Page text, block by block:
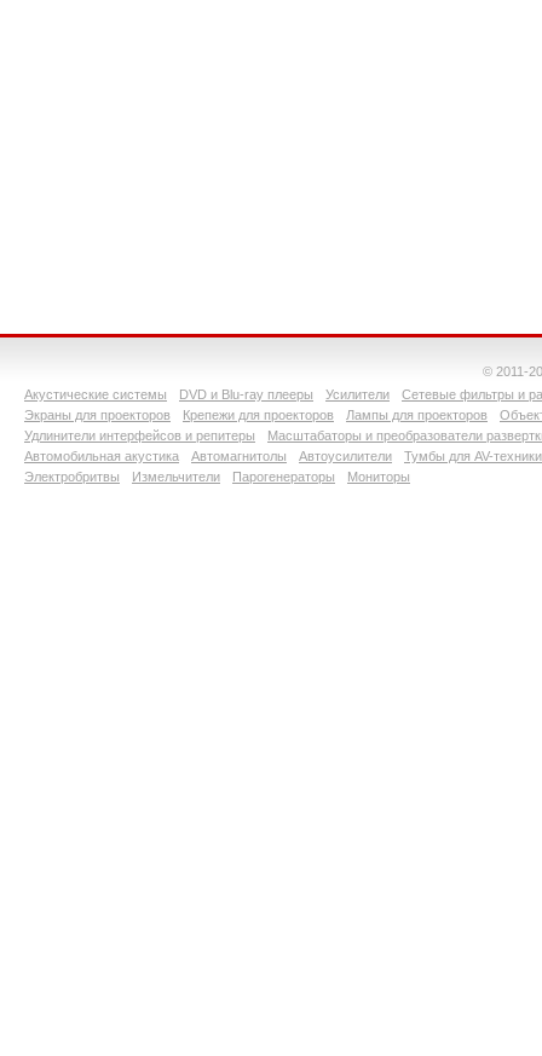
© 2011-
Акустические системы
DVD и Blu-ray плееры Усилители
Сетевые фильтры и
Экраны для проекторов
Крепежи для проекторов Лампы для проекторов
Удлинители интерфейсов и репитеры
Масштабаторы и преобразователи
Автомобильная акустика
Автомагнитолы Автоусилители
Тумбы для AV-техники
Электробритвы
Измельчители Парогенераторы Мониторы